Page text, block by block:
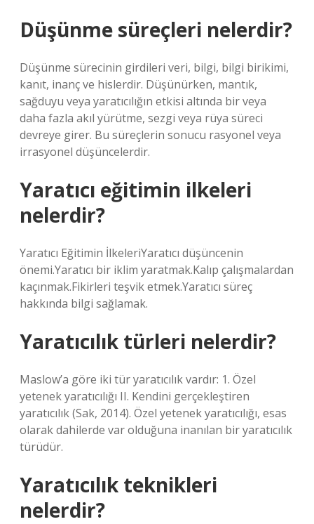
Düşünme süreçleri nelerdir?
Düşünme sürecinin girdileri veri, bilgi, bilgi birikimi,
kanıt, inanç ve hislerdir. Düşünürken, mantık,
sağduyu veya yaratıcılığın etkisi altında bir veya
daha fazla akıl yürütme, sezgi veya rüya süreci
devreye girer. Bu süreçlerin sonucu rasyonel veya
irrasyonel düşüncelerdir.
Yaratıcı eğitimin ilkeleri
nelerdir?
Yaratıcı Eğitimin İlkeleriYaratıcı düşüncenin
önemi.Yaratıcı bir iklim yaratmak.Kalıp çalışmalardan
kaçınmak.Fikirleri teşvik etmek.Yaratıcı süreç
hakkında bilgi sağlamak.
Yaratıcılık türleri nelerdir?
Maslow’a göre iki tür yaratıcılık vardır: 1. Özel
yetenek yaratıcılığı II. Kendini gerçekleştiren
yaratıcılık (Sak, 2014). Özel yetenek yaratıcılığı, esas
olarak dahilerde var olduğuna inanılan bir yaratıcılık
türüdür.
Yaratıcılık teknikleri
nelerdir?